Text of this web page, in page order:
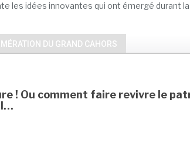
les idées innovantes qui ont émergé durant
DU GRAND CAHORS
! Ou comment faire revivre le